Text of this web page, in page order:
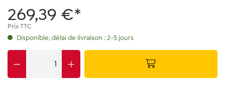
269,39 €*
Prix TTC
Disponible, délai de livraison : 2-5 jours